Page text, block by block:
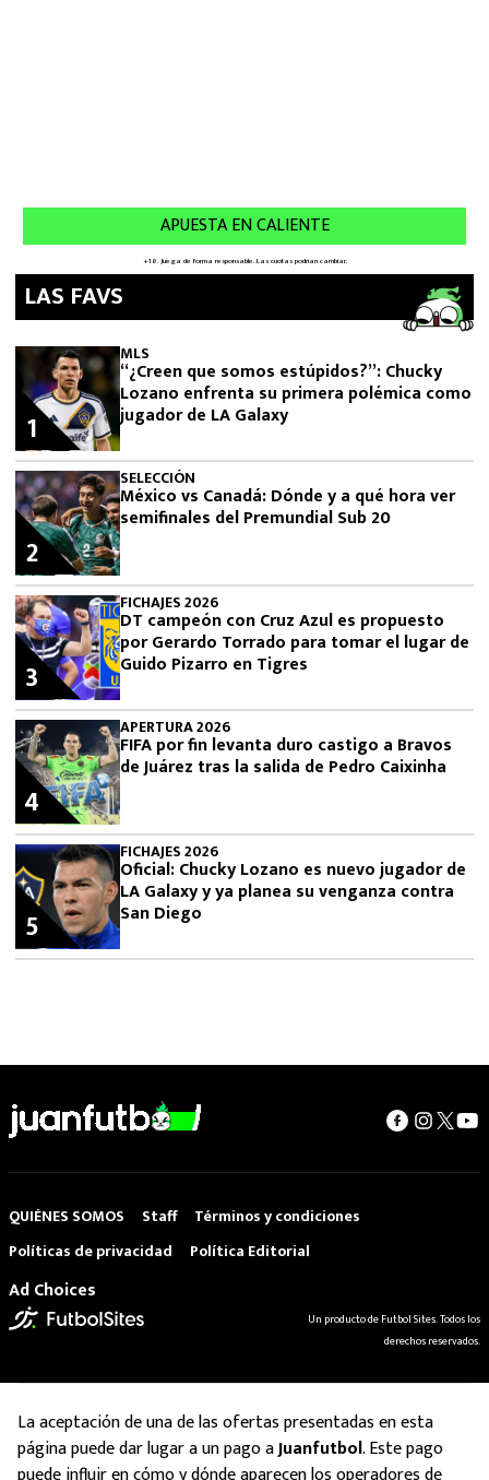
LAS FAVS
MLS
“¿Creen que somos estúpidos?”: Chucky
Lozano enfrenta su primera polémica como
jugador de LA Galaxy
1
SELECCIÓN
México vs Canadá: Dónde y a qué hora ver
semifinales del Premundial Sub 20
2
FICHAJES 2026
DT campeón con Cruz Azul es propuesto
por Gerardo Torrado para tomar el lugar de
Guido Pizarro en Tigres
3
APERTURA 2026
FIFA por fin levanta duro castigo a Bravos
de Juárez tras la salida de Pedro Caixinha
4
FICHAJES 2026
Oficial: Chucky Lozano es nuevo jugador de
LA Galaxy y ya planea su venganza contra
San Diego
5
QUIÉNES SOMOS Staff
Términos y condiciones
Políticas de privacidad
Política Editorial
Ad Choices
Un producto de Futbol Sites. Todos los
derechos reservados.
La aceptación de una de las ofertas presentadas en esta
página puede dar lugar a un pago aJuanfutbol. Este pago